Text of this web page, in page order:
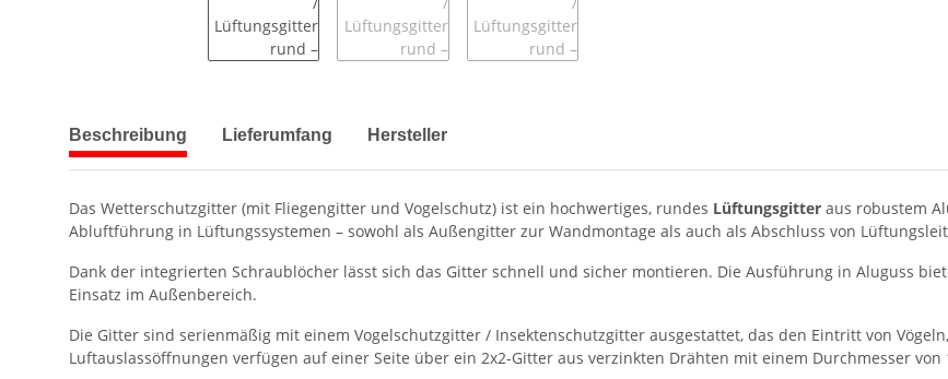
weitere Registerkarten anzeigen
Beschreibung Lieferumfang Hersteller
Das Wetterschutzgitter (mit Fliegengitter und Vogelschutz) ist ein hochwertiges, rundes Lüftungsgitter aus robustem
Abluftführung in Lüftungssystemen – sowohl als Außengitter zur Wandmontage als auch als Abschluss von
Dank der integrierten Schraublöcher lässt sich das Gitter schnell und sicher montieren. Die Ausführung in Aluguss
Einsatz im Außenbereich.
Die Gitter sind serienmäßig mit einem Vogelschutzgitter / Insektenschutzgitter ausgestattet, das den Eintritt von
Luftauslassöffnungen verfügen auf einer Seite über ein 2x2-Gitter aus verzinkten Drähten mit einem Durchmesser von